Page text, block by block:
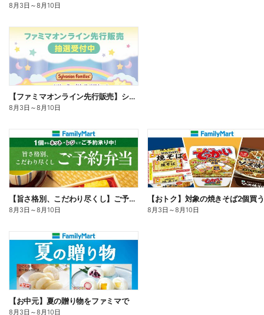
8月3日 ～8月10日
【ファミマオンライン先行販売】シルバニアファミリー
8月3日 ～8月10日
【旨さ格別、こだわり尽くし】ご予約弁当
8月3日 ～8月10日 8月3日 ～8月10日
【お中元】夏の贈り物をファミマで
8月3日 ～8月10日